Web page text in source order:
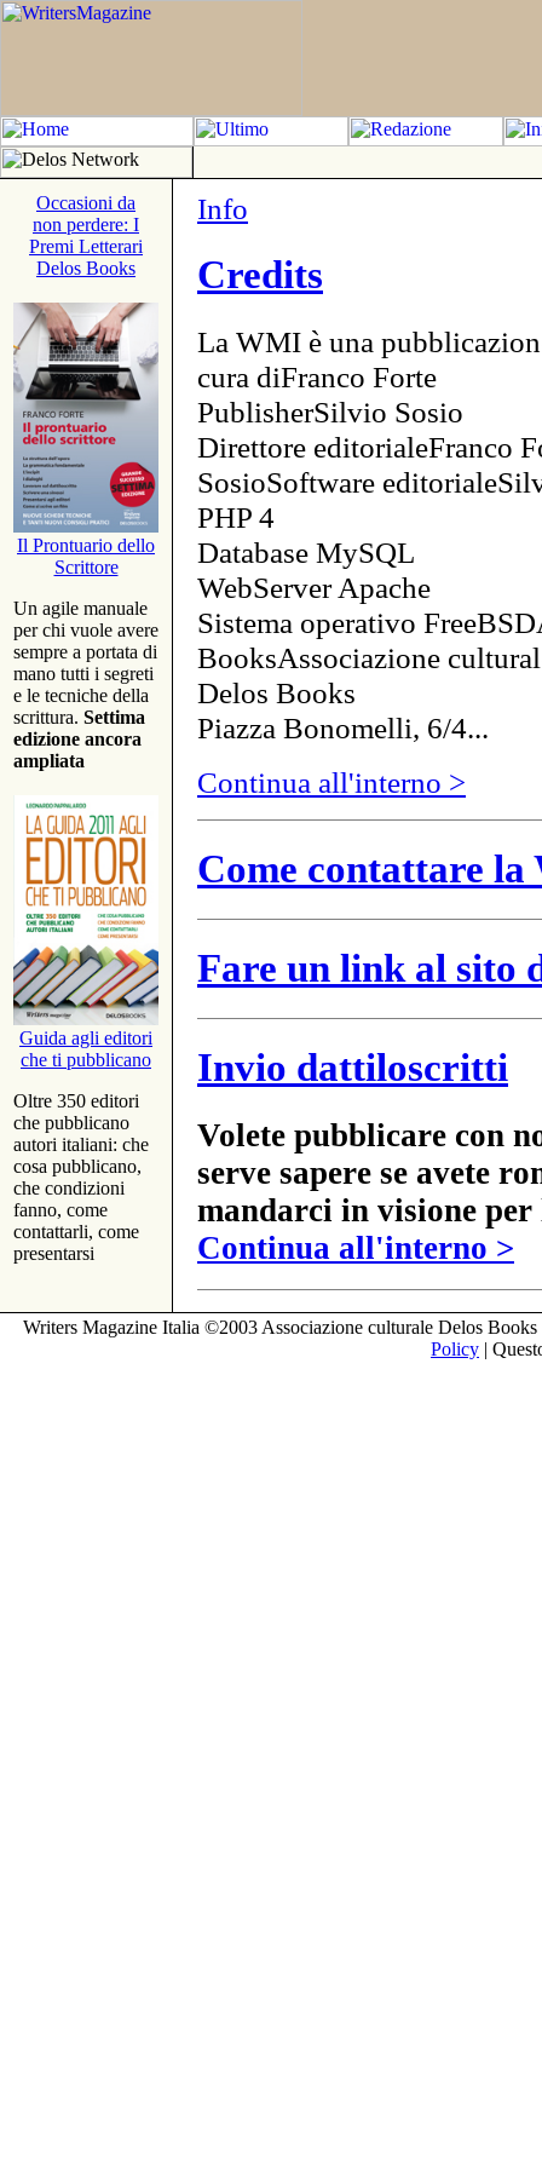
Occasioni da
non perdere: I
Premi Letterari
Delos Books
Il Prontuario dello
Scrittore
Un agile manuale
per chi vuole avere
sempre a portata di
mano tutti i segreti
e le tecniche della
scrittura. Settima
edizione ancora
ampliata
Guida agli editori
che ti pubblicano
Oltre 350 editori
che pubblicano
autori italiani: che
cosa pubblicano,
che condizioni
fanno, come
contattarli, come
presentarsi
Info
Credits
La WMI è una
cura diFranco Forte
PublisherSilvio Sosio
Direttore editorialeFranco
SosioSoftware
PHP 4
Database MySQL
WebServer Apache
Sistema operativo
BooksAssociazione
Delos Books
Piazza Bonomelli, 6/4...
Continua all'interno >
Come contattare
Fare un link al sito
Invio dattiloscritti
Volete pubblicare con
serve sapere se avete
mandarci in visione
Continua all'interno >
Writers Magazine Italia ©2003 Associazione culturale Delos
Policy |